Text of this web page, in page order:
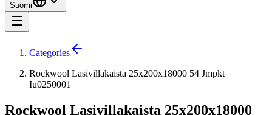
Suomi
Categories
Rockwool Lasivillakaista 25x200x18000 54 Jmpkt
Iu0250001
Rockwool Lasivillakaista 25x200x18000